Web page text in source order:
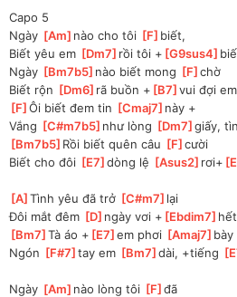
Capo 5
Ngày [Am ]nào cho tôi [F ]biết,
Biết yêu em [Dm7 ]rồi tôi + [G9sus4 ]
Ngày [Bm7b5 ]nào biết mong [F ]
chờ
Biết rộn [Dm6 ]rã buồn + [B7 ]
vui đợi
[F ]
Ôi biết đem tin [Cmaj7 ]này +
Vắng [C#m7b5 ]như lòng [Dm7 ]
giấy,
[Bm7b5 ]Rồi biết quên câu [F ]
cười
Biết cho đôi [E7 ]
dòng lệ [Asus2 ]rơi+ [
[A ]
Tình yêu đã trở [C#m7 ]lại
Đôi mắt đêm [D ]ngày vơi + [Ebdim7 ]
[Bm7 ]
Tà áo + [E7 ]
em phơi [Amaj7 ]bày
Ngón [F#7 ]tay em [Bm7 ]
dài, +tiếng [
Ngày [Am ]nào lòng tôi [F ]
đã